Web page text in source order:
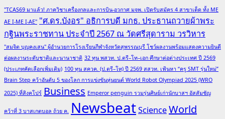
"TCAS69 มาแล้ว! ภาควิชาเครื่องกลและการบิน-อวกาศ มจพ. เปิดรับสมัคร 4 สาขาเด็ด ทั้ง ME
AE I-ME I-AE" "ศ.ดร.บังอร" อธิการบดี มกธ. ประธานถวายผ้าพระ
กฐินพระราชทาน ประจำปี 2567 ณ วัดศรีสุดาราม วรวิหาร
"สมจิต บุญคงเสน" ผู้อำนวยการโรงเรียนกีฬาจังหวัดสุพรรณบุรี โชว์ผลงานพร้อมแสดงความยินดี
ต่อผลงานระดับชาติและนานาชาติ 32 ทุน พสวท. ป.ตรี–โท–เอก ศึกษาต่อต่างประเทศ ปี 2569
(ประเภทคัดเลือกเพิ่มเติม) 100 ทุน สควค. (ป.ตรี–โท) ปี 2569 สสวท. เฟ้นหา “ครู SMT รุ่นใหม่”
Brain Step คว้าอันดับ 5 ของโลก การแข่งขันหุ่นยนต์ World Robot Olympiad 2025 (WRO
2025) ที่สิงคโปร์ Business Emperor penguin รวมรุ่นศิษย์เก่านักบาสฯ อัสสัมชัญ
คว้าที่ 3 บาสเกตบอล ถ้วย ค. NewsbeatScienceWorld